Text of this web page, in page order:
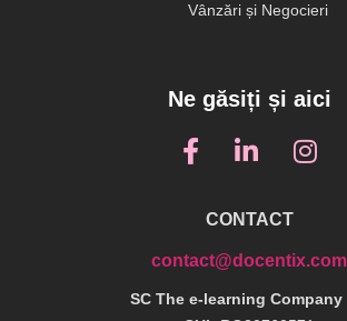
Vânzări și Negocieri
Ne găsiți și aici
CONTACT
contact@docentix.com
SC The e-learning Company